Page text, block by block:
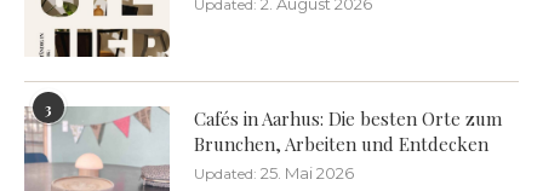
Updated:
3
Cafés in Aarhus: Die besten Orte zum
Brunchen, Arbeiten und Entdecken
Updated: 25. Mai 2026